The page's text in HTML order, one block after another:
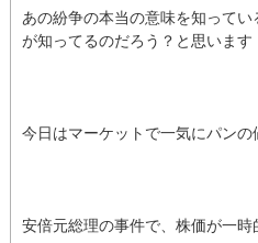
あの紛争の本当の意味を知って
が知ってるのだろう？と思います
今日はマーケットで一気にパンの
安倍元総理の事件で、株価が一時